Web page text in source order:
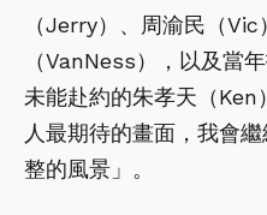
（Jerry）、周渝民（Vic
（VanNess），以及當
未能赴約的朱孝天（
人最期待的畫面，我會
整的風景」。